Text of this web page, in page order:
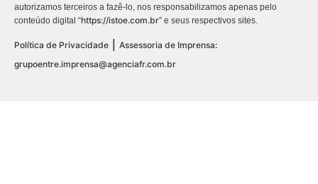
autorizamos terceiros a fazê-lo, nos responsabilizamos apenas pelo
conteúdo digital “https://istoe.com.br” e seus respectivos sites.
Política de Privacidade
Assessoria de Imprensa:
grupoentre.imprensa@agenciafr.com.br